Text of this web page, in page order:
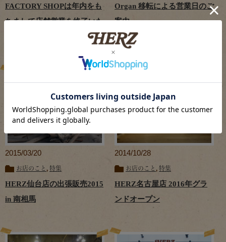
FACTORY SHOPは年内をも
ちまして店舗営業を終了いた
Organ 移転による営業日のご
案内
2015/03/20
お店のこと , 特集
HERZ仙台店の出張販売2015
in 南相馬
2014/10/28
お店のこと ,特集
HERZ名古屋店 2016年グラ
ンドオープン